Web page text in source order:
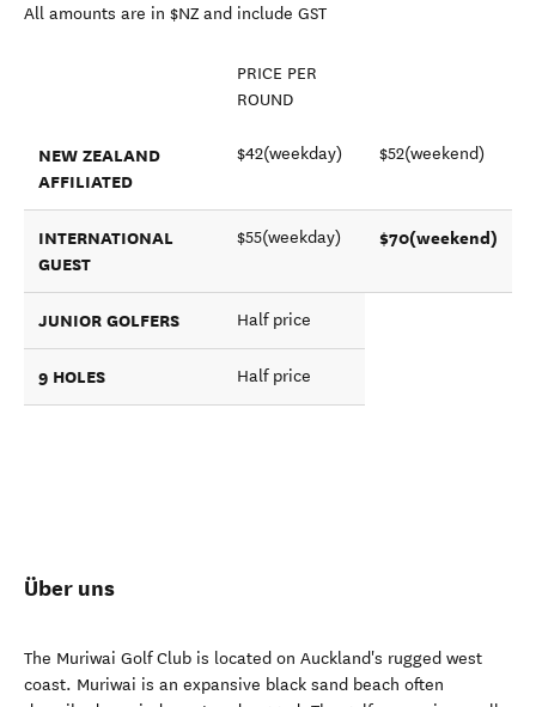
All amounts are in $NZ and include GST
PRICE PER
ROUND
NEW ZEALAND
AFFILIATED
$42(weekday) $52(weekend)
INTERNATIONAL
GUEST
$55(weekday) $70(weekend)
JUNIOR GOLFERS Half price
9 HOLES Half price
Über uns
The Muriwai Golf Club is located on Auckland's rugged west
coast. Muriwai is an expansive black sand beach often